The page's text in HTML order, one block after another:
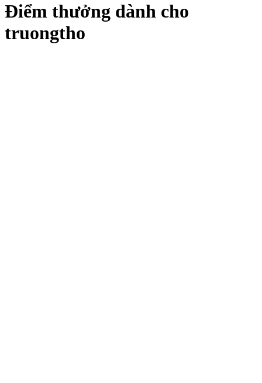
Điểm thưởng dành cho
truongtho